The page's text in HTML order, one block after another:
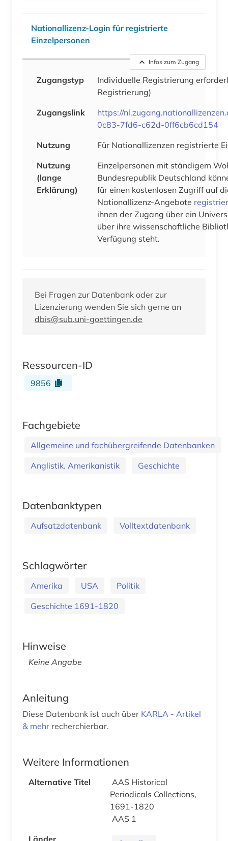
Nationallizenz-Login für registrierte
Einzelpersonen
Infos zum Zugang
Zugangstyp
Individuelle Registrierung
Registrierung)
Zugangslink
https://
0c83-7fd6-c62d-0ff6cb6cd154
Nutzung
Für Nationallizenzen registrierte
Nutzung
(lange
Erklärung)
Einzelpersonen mit ständigem
Bundesrepublik Deutschland
für einen kostenlosen Zugriff auf
Nationallizenz-Angebote
ihnen der Zugang über ein
über ihre wissenschaftliche
Verfügung steht.
Bei Fragen zur Datenbank oder zur
Lizenzierung wenden Sie sich gerne an
dbis@sub.uni-goettingen.de
Ressourcen-ID
9856
Fachgebiete
Allgemeine und fachübergreifende Datenbanken
Anglistik. Amerikanistik
Geschichte
Datenbanktypen
Aufsatzdatenbank Volltextdatenbank
Schlagwörter
Amerika USA
Politik
Geschichte 1691-1820
Hinweise
Keine Angabe
Anleitung
Diese Datenbank ist auch über KARLA - Artikel
& mehr recherchierbar.
Weitere Informationen
Alternative Titel
AAS Historical
Periodicals Collections,
1691-1820
AAS 1
Länder